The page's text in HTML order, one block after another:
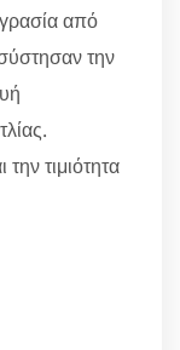
από
την
τιμιότητα